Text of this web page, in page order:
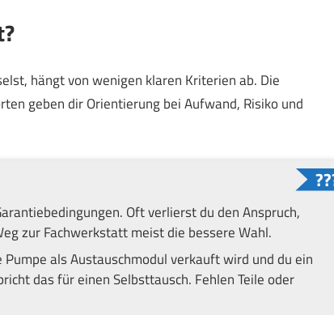
hängt von wenigen klaren Kriterien ab. Die
geben dir Orientierung bei Aufwand, Risiko und
Oft verlierst du den Anspruch,
zur Fachwerkstatt meist die bessere Wahl.
als Austauschmodul verkauft wird und du ein
das für einen Selbsttausch. Fehlen Teile oder